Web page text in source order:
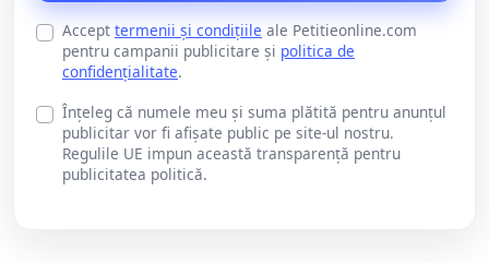
Accept termenii și condițiile ale Petitieonline.com
pentru campanii publicitare și politica de
confidențialitate.
Înțeleg că numele meu și suma plătită pentru anunțul
publicitar vor fi afișate public pe site-ul nostru.
Regulile UE impun această transparență pentru
publicitatea politică.